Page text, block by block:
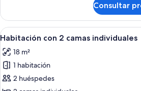
individual
Consultar
Abrir
todas
las
fotos
de
2
Habitación con 2 camas individuales
18 m²
1 habitación
2 huéspedes